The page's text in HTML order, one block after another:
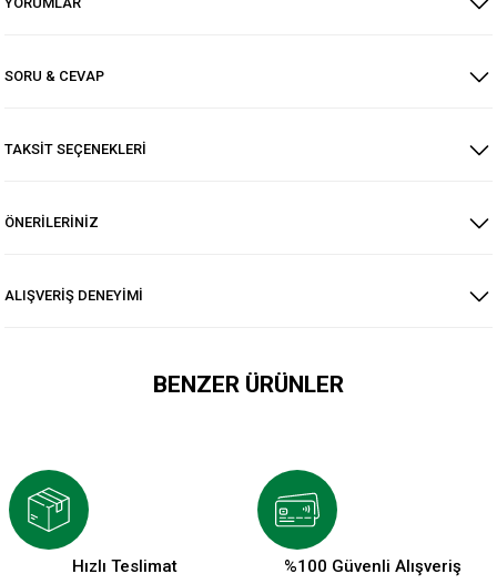
SORU & CEVAP
TAKSİT SEÇENEKLERİ
ÖNERİLERİNİZ
ALIŞVERİŞ DENEYİMİ
BENZER ÜRÜNLER
199,90 TL 199,90 TL
Hızlı Teslimat %100 Güvenli Alışveriş